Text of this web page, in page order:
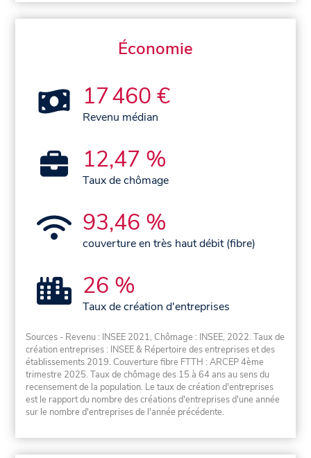
Économie
17 460 €
Revenu médian
12,47 %
Taux de chômage
93,46 %
couverture en très haut débit (fibre)
26 %
Taux de création d'entreprises
Sources - Revenu : INSEE 2021, Chômage : INSEE, 2022. Taux de
création entreprises : INSEE & Répertoire des entreprises et des
établissements 2019. Couverture fibre FTTH : ARCEP 4ème
trimestre 2025. Taux de chômage des 15 à 64 ans au sens du
recensement de la population. Le taux de création d'entreprises
est le rapport du nombre des créations d'entreprises d'une année
sur le nombre d'entreprises de l'année précédente.